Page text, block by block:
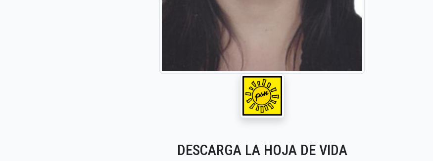
DESCARGA LA HOJA DE VIDA